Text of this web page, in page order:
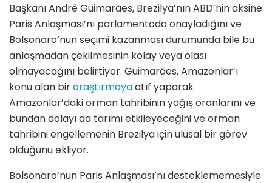
Başkanı André Guimarães, Brezilya’nın ABD’nin aksine
Paris Anlaşması’nı parlamentoda onayladığını ve
Bolsonaro’nun seçimi kazanması durumunda bile bu
anlaşmadan çekilmesinin kolay veya olası
olmayacağını belirtiyor. Guimarães, Amazonlar’ı
konu alan biraraştırmayaatıf yaparak
Amazonlar’daki orman tahribinin yağış oranlarını ve
bundan dolayı da tarımı etkileyeceğini ve orman
tahribini engellemenin Brezilya için ulusal bir görev
olduğunu ekliyor.
Bolsonaro’nun Paris Anlaşması’nı desteklememesiyle